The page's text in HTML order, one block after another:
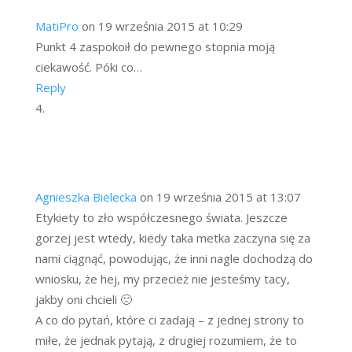
MatiPro on 19 września 2015 at 10:29
Punkt 4 zaspokoił do pewnego stopnia moją
ciekawość. Póki co…
Reply
Agnieszka Bielecka on 19 września 2015 at 13:07
Etykiety to zło współczesnego świata. Jeszcze
gorzej jest wtedy, kiedy taka metka zaczyna się za
nami ciągnąć, powodując, że inni nagle dochodzą do
wniosku, że hej, my przecież nie jesteśmy tacy,
jakby oni chcieli 🙁
A co do pytań, które ci zadają – z jednej strony to
miłe, że jednak pytają, z drugiej rozumiem, że to